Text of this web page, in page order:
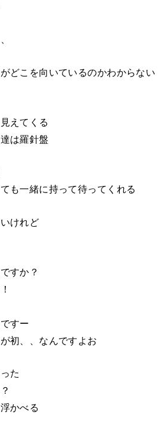
どこを向いているのかわからない
えてくる
は羅針盤
も一緒に持って待ってくれる
けれど
すか？
すー
初、、なんですよお
た
かべる